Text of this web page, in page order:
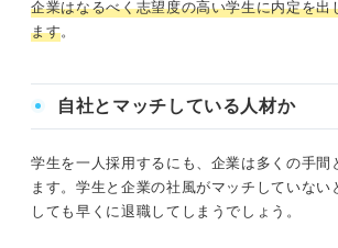
企業はなるべく志望度の高い学生に内定を出
ます。
自社とマッチしている人材か
学生を一人採用するにも、企業は多くの手間
ます。学生と企業の社風がマッチしていない
しても早くに退職してしまうでしょう。